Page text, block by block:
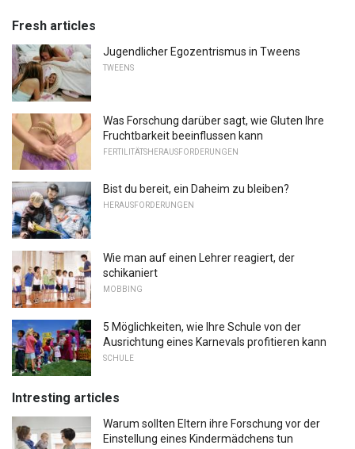
Fresh articles
Jugendlicher Egozentrismus in Tweens
TWEENS
Was Forschung darüber sagt, wie Gluten Ihre
Fruchtbarkeit beeinflussen kann
FERTILITÄTSHERAUSFORDERUNGEN
Bist du bereit, ein Daheim zu bleiben?
HERAUSFORDERUNGEN
Wie man auf einen Lehrer reagiert, der
schikaniert
MOBBING
5 Möglichkeiten, wie Ihre Schule von der
Ausrichtung eines Karnevals profitieren kann
SCHULE
Intresting articles
Warum sollten Eltern ihre Forschung vor der
Einstellung eines Kindermädchens tun